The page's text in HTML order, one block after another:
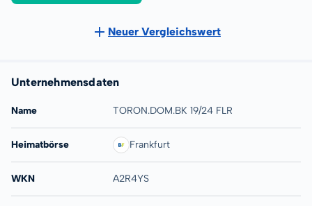
Neuer Vergleichswert
Unternehmensdaten
Name TORON.DOM.BK 19/24 FLR
Heimatbörse Frankfurt
WKN A2R4YS